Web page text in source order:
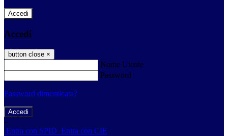
Accedi
Accedi
button close ×
Nome Utente
Password
Password dimenticata?
-
Entra con SPID Entra con CIE